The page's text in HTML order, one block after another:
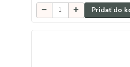
Pridať do